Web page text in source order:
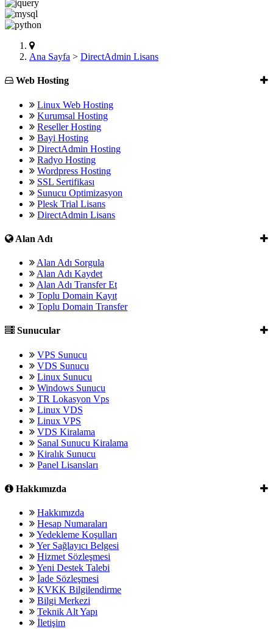
Ana Sayfa > DirectAdmin Lisans
Web Hosting
Linux Web Hosting
Kurumsal Hosting
Reseller Hosting
Bayi Hosting
DirectAdmin Hosting
Radyo Hosting
Wordpress Hosting
SSL Sertifikası
Sunucu Optimizasyon
Plesk Trial Lisans
DirectAdmin Lisans
Alan Adı
Alan Adı Sorgula
Alan Adı Kaydet
Alan Adı Transfer Et
Toplu Domain Kayıt
Toplu Domain Transfer
Sunucular
VPS Sunucu
VDS Sunucu
Linux Sunucu
Windows Sunucu
TR Lokasyon Vps
Linux VDS
Linux VPS
VDS Kiralama
Sanal Sunucu Kiralama
Kiralık Sunucu
Panel Lisansları
Hakkımızda
Hakkımızda
Hesap Numaraları
Yedekleme Koşulları
Yer Sağlayıcı Belgesi
Hizmet Sözleşmesi
Yeni Destek Talebi
İade Sözleşmesi
KVKK Bilgilendirme
Bilgi Merkezi
Teknik Alt Yapı
İletişim